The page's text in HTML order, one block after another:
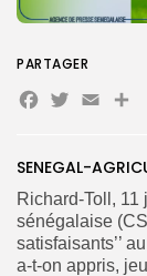
Search
for:
FR
SENEGAL-
Richard-Toll,
sénégalaise
satisfaisants’’
a-t-on appris,
PARTAGER
Twitter
Email